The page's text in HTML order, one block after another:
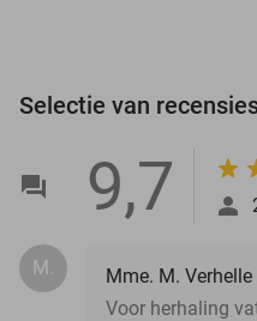
Selectie van
9,7
M.
Mme. M. Verhelle
Voor herhaling